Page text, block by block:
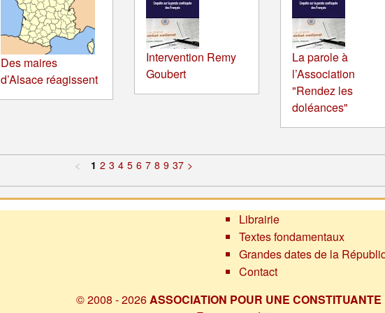
Des maires
d’Alsace réagissent
Intervention Remy
Goubert
La parole à
l’Association
"Rendez les
doléances"
< 1 2 3 4 5 6 7 8 9 37 >
Librairie
Textes fondamentaux
Grandes dates de la
Contact
© 2008 - 2026ASSOCIATION POUR UNE CONSTITUANTE